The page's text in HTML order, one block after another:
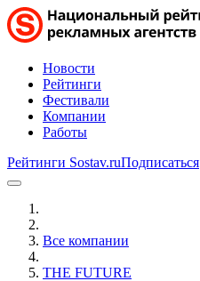
Новости
Рейтинги
Фестивали
Компании
Работы
Рейтинги Sostav.ruПодписаться
Все компании
THE FUTURE